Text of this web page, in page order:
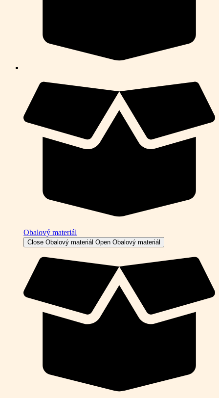
Obalový materiál
Close Obalový materiál Open Obalový materiál